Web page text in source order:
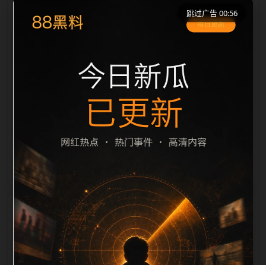
端浏览习惯整理标题、描述、图片和站内推荐。用户进
续浏览。本页强调内容归集和主题一致性，避免无关关
键词堆砌，也避免多个站点同步发布完全相同的标题。
图片说明、文件名、alt 和 title 均围绕主关键词、栏目
词和文章标题生成，便于搜索引擎理解页面主题。后续
采集时将继续执行远程图片本地化、坏图默认图兜底、
标题重复过滤和 descr
栏目内容归集
iption 长度检查。栏目内容按每日少量新增的方式持续
扩展，每篇保留相关问题、站内推荐和清晰的层级路
跳过广告 00:56